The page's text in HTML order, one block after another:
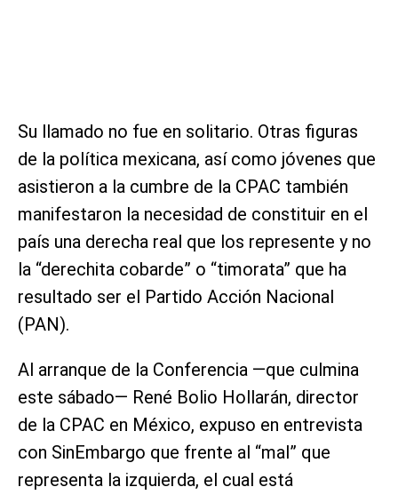
Su llamado no fue en solitario. Otras figuras
de la política mexicana, así como jóvenes que
asistieron a la cumbre de la CPAC también
manifestaron la necesidad de constituir en el
país una derecha real que los represente y no
la “derechita cobarde” o “timorata” que ha
resultado ser el Partido Acción Nacional
(PAN).
Al arranque de la Conferencia —que culmina
este sábado— René Bolio Hollarán, director
de la CPAC en México, expuso en entrevista
con SinEmbargo que frente al “mal” que
representa la izquierda, el cual está